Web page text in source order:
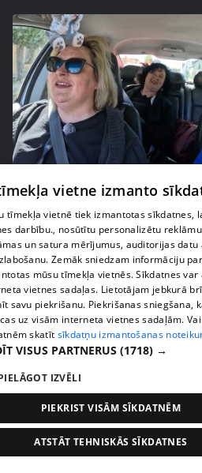
pirms 2 nedēļām, 6 dienām
"Tevi sagaida pārsteigums!"
satraukta par draudzeņu
71. epizode
pirms 2 nedēļām, 6 dienām
vietne izmanto
tīmekļa vietnē tiek izmantotas sīkdatnes,
darbību., nosūtītu personalizētu
un satura mērījumus, auditorijas
Zemāk sniedzam informāciju
mūsu tīmekļa vietnēs. Sīkdatnes
vietnes sadaļas. Lietotājam jebkurā
savu piekrišanu. Piekrišanas sniegšana,
uz visām interneta vietnes sadaļām.
skatīt sīkdatņu izmantošanas
VISUS PARTNERUS (1718) →
IZVĒLI
PIEKRIST VISĀM SĪKDATNĒM
ATSTĀT TEHNISKĀS SĪKDATNES